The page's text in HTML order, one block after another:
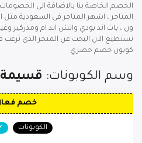
الخصم الخاصة بنا بالاضافة الى
المتاجر ، اشهر المتاجر فى السعودية
ون ، باث اند بودي واتش اند ام ومذركير
تستطيع الان البحث عن المتجر الذى
كوبون خصم حصري
وسم الكوبونات:
خصم
الكوبونات